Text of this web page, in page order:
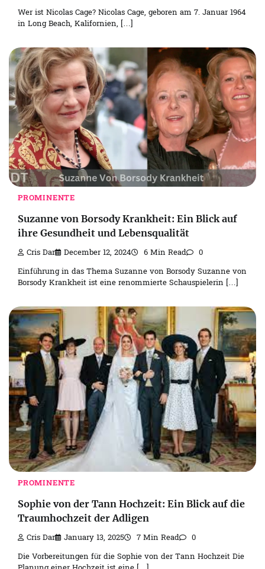
Wer ist Nicolas Cage? Nicolas Cage, geboren am 7. Januar 1964
in Long Beach, Kalifornien, […]
PROMINENTE
Suzanne von Borsody Krankheit: Ein Blick auf
ihre Gesundheit und Lebensqualität
Cris Dar December 12, 2024 6 Min Read 0
Einführung in das Thema Suzanne von Borsody Suzanne von
Borsody Krankheit ist eine renommierte Schauspielerin […]
PROMINENTE
Sophie von der Tann Hochzeit: Ein Blick auf die
Traumhochzeit der Adligen
Cris Dar January 13, 2025 7 Min Read 0
Die Vorbereitungen für die Sophie von der Tann Hochzeit Die